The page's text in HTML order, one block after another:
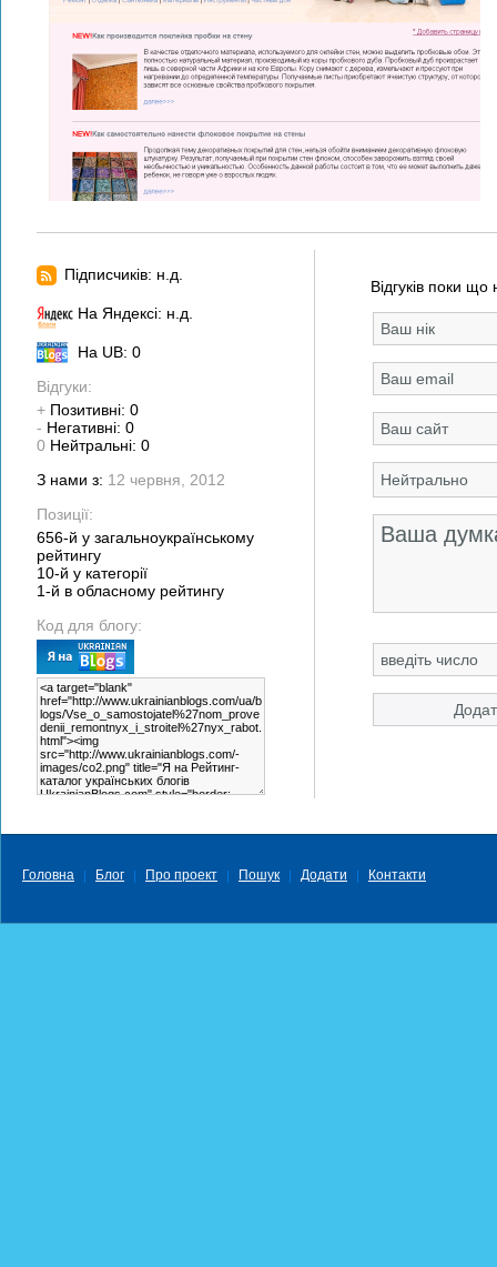
Підписчиків: н.д.
На Яндексі: н.д.
На UB: 0
Відгуки:
+ Позитивні: 0
- Негативні: 0
0 Нейтральні: 0
З нами з: 12 червня, 2012
Позиції:
656-й у загальноукраїнському
рейтингу
10-й у категорії
1-й в обласному рейтингу
Код для блогу:
Відгуків поки
Головна Блог Про проект Пошук Додати Контакти